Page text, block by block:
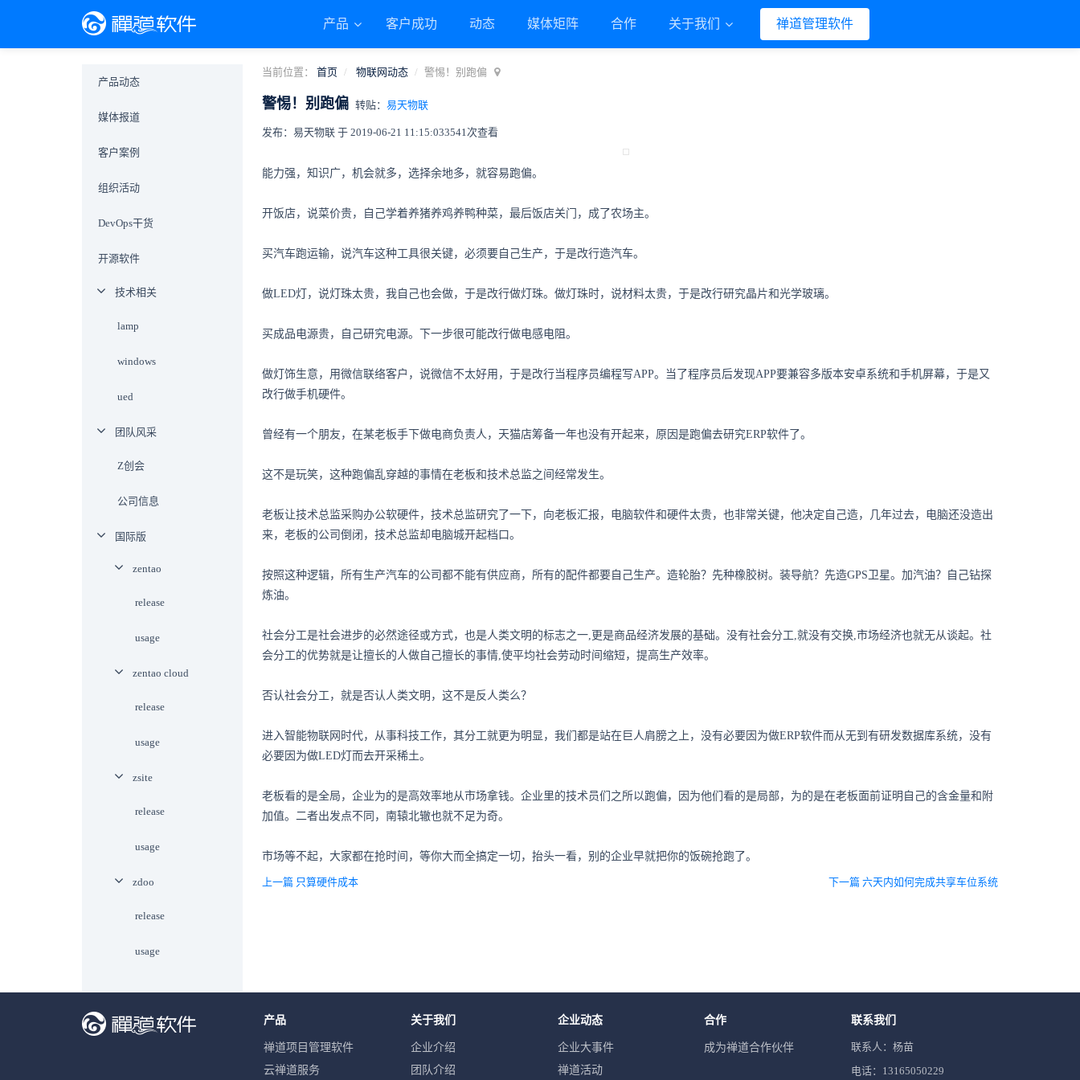
产品 客户成功 动态 媒体矩阵 合作 关于我们 禅道管理软件
当前位置： 首页 物联网动态 警惕！别跑偏
警惕！别跑偏 转贴： 易天物联
发布：易天物联 于 2019-06-21 11:15:033541次查看
能力强，知识广，机会就多，选择余地多，就容易跑偏。
开饭店，说菜价贵，自己学着养猪养鸡养鸭种菜，最后饭店关门，成了农场主。
买汽车跑运输，说汽车这种工具很关键，必须要自己生产，于是改行造汽车。
做LED灯，说灯珠太贵，我自己也会做，于是改行做灯珠。做灯珠时，说材料太贵，于是改行研究晶片和光学玻璃。
买成品电源贵，自己研究电源。下一步很可能改行做电感电阻。
做灯饰生意，用微信联络客户，说微信不太好用，于是改行当程序员编程写APP。当了程序员后发现APP要兼容多版本安卓系统和手机屏幕，于是又
改行做手机硬件。
曾经有一个朋友，在某老板手下做电商负责人，天猫店筹备一年也没有开起来，原因是跑偏去研究ERP软件了。
这不是玩笑，这种跑偏乱穿越的事情在老板和技术总监之间经常发生。
老板让技术总监采购办公软硬件，技术总监研究了一下，向老板汇报，电脑软件和硬件太贵，也非常关键，他决定自己造，几年过去，电脑还没造出
来，老板的公司倒闭，技术总监却电脑城开起档口。
按照这种逻辑，所有生产汽车的公司都不能有供应商，所有的配件都要自己生产。造轮胎？先种橡胶树。装导航？先造GPS卫星。加汽油？自己钻探
炼油。
社会分工是社会进步的必然途径或方式，也是人类文明的标志之一,更是商品经济发展的基础。没有社会分工,就没有交换,市场经济也就无从谈起。社
会分工的优势就是让擅长的人做自己擅长的事情,使平均社会劳动时间缩短，提高生产效率。
否认社会分工，就是否认人类文明，这不是反人类么？
进入智能物联网时代，从事科技工作，其分工就更为明显，我们都是站在巨人肩膀之上，没有必要因为做ERP软件而从无到有研发数据库系统，没有
必要因为做LED灯而去开采稀土。
老板看的是全局，企业为的是高效率地从市场拿钱。企业里的技术员们之所以跑偏，因为他们看的是局部，为的是在老板面前证明自己的含金量和附
加值。二者出发点不同，南辕北辙也就不足为奇。
市场等不起，大家都在抢时间，等你大而全搞定一切，抬头一看，别的企业早就把你的饭碗抢跑了。
上一篇 只算硬件成本 下一篇 六天内如何完成共享车位系统
产品动态
媒体报道
客户案例
组织活动
DevOps干货
开源软件
技术相关
lamp
windows
ued
团队风采
Z创会
公司信息
国际版
zentao
release
usage
zentao cloud
release
usage
zsite
release
usage
zdoo
release
usage
产品
禅道项目管理软件
云禅道服务
关于我们
企业介绍
团队介绍
企业动态
企业大事件
禅道活动
合作
成为禅道合作伙伴
联系我们
联系人：杨苗
电话：13165050229